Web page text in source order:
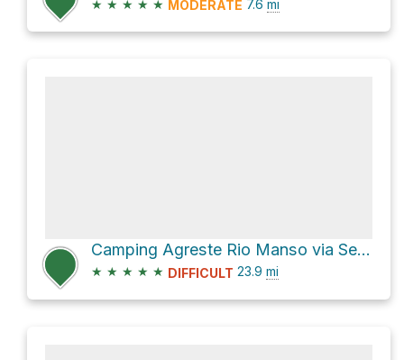
★ ★ ★ ★ ★ MODERATE 7.6 mi
Camping Agreste Rio Manso via Sendero Refugio Italia + Laguna Negra
★ ★ ★ ★ ★ DIFFICULT 23.9 mi